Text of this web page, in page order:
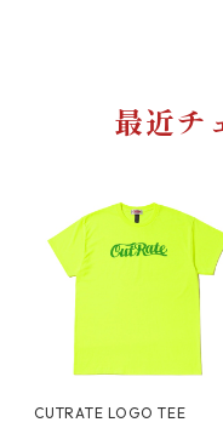
最近チ
CUTRATE LOGO TEE